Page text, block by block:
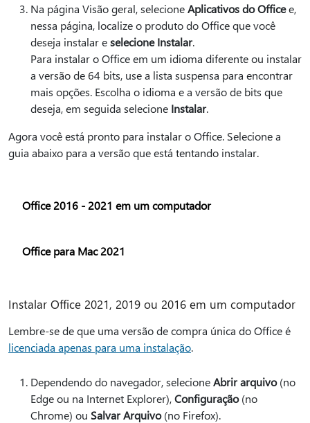
Na página Visão geral, selecioneAplicativos do Officee,
nessa página, localize o produto do Office que você
deseja instalar eselecione Instalar.
Para instalar o Office em um idioma diferente ou instalar
a versão de 64 bits, use a lista suspensa para encontrar
mais opções. Escolha o idioma e a versão de bits que
deseja, em seguida selecione Instalar.
Agora você está pronto para instalar o Office. Selecione a
guia abaixo para a versão que está tentando instalar.
Office 2016 - 2021 em um computador
Office para Mac 2021
Instalar Office 2021, 2019 ou 2016 em um computador
Lembre-se de que uma versão de compra única do Office é
licenciada apenas para uma instalação.
Dependendo do navegador, selecioneAbrir arquivo(no
Edge ou na Internet Explorer),Configuração(no
Chrome) ou Salvar Arquivo(no Firefox).